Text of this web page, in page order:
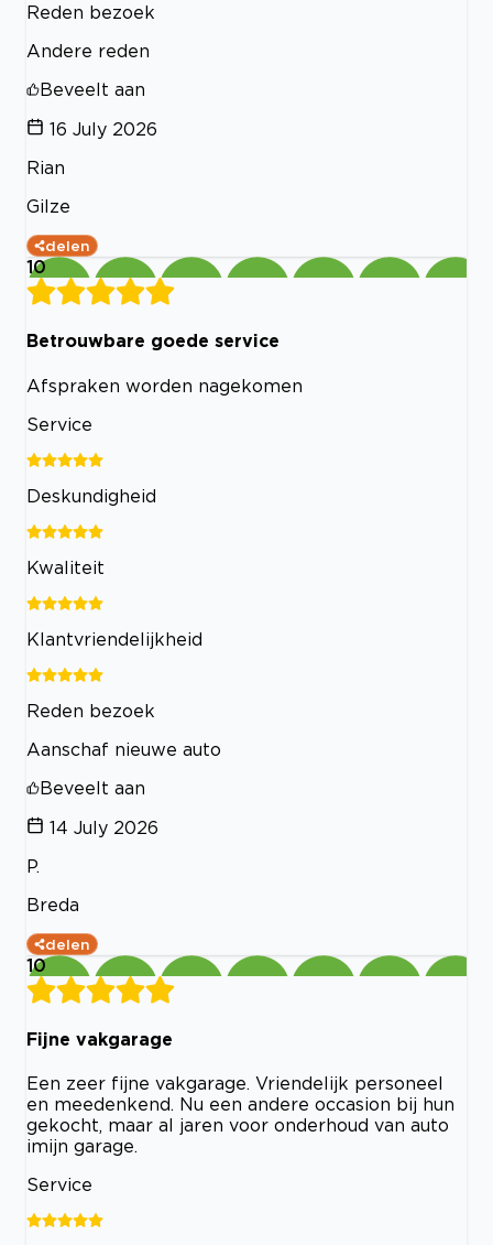
Reden bezoek
Andere reden
Beveelt aan
16 July 2026
Rian
Gilze
delen
10
Betrouwbare goede service
Afspraken worden nagekomen
Service
Deskundigheid
Kwaliteit
Klantvriendelijkheid
Reden bezoek
Aanschaf nieuwe auto
Beveelt aan
14 July 2026
P.
Breda
delen
10
Fijne vakgarage
Een zeer fijne vakgarage. Vriendelijk personeel
en meedenkend. Nu een andere occasion bij hun
gekocht, maar al jaren voor onderhoud van auto
imijn garage.
Service